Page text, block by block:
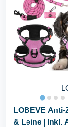
LOBEVE
& Leine | Inkl.